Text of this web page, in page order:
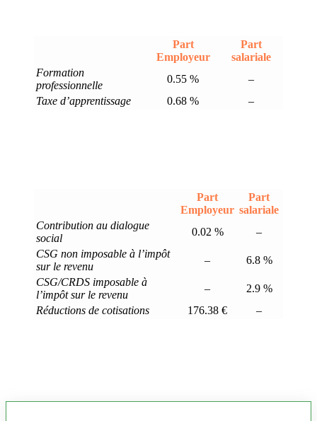
Part
Employeur
Part
salariale
Formation
professionnelle
0.55 %
–
Taxe d’apprentissage
0.68 % –
Part
Employeur
Part
salariale
Contribution au dialogue
social
0.02 %
–
CSG non imposable à l’impôt
sur le revenu
–
6.8 %
CSG/CRDS imposable à
l’impôt sur le revenu
–
2.9 %
Réductions de cotisations
176.38 € –